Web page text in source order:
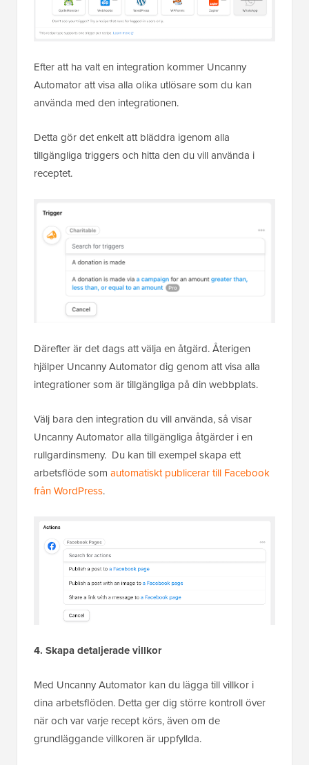
Efter att ha valt en integration kommer Uncanny
Automator att visa alla olika utlösare som du kan
använda med den integrationen.
Detta gör det enkelt att bläddra igenom alla
tillgängliga triggers och hitta den du vill använda i
receptet.
Därefter är det dags att välja en åtgärd. Återigen
hjälper Uncanny Automator dig genom att visa alla
integrationer som är tillgängliga på din webbplats.
Välj bara den integration du vill använda, så visar
Uncanny Automator alla tillgängliga åtgärder i en
rullgardinsmeny. Du kan till exempel skapa ett
arbetsflöde som automatiskt publicerar till Facebook
från WordPress.
4. Skapa detaljerade villkor
Med Uncanny Automator kan du lägga till villkor i
dina arbetsflöden. Detta ger dig större kontroll över
när och var varje recept körs, även om de
grundläggande villkoren är uppfyllda.